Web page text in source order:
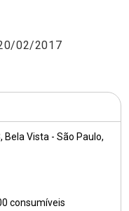
, Bela Vista - São Paulo,
consumíveis
02/2017